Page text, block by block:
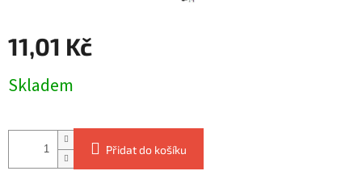
11,01 Kč
cena:
Skladem
Přidat do košíku